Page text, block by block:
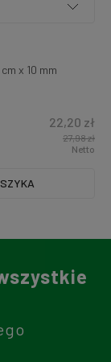
x 10 mm
22,20 zł
27,98 zł
Netto